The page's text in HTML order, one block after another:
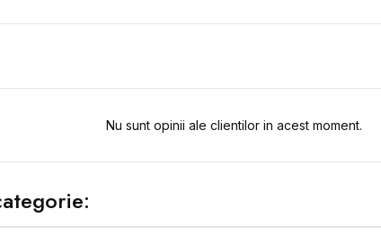
Nu sunt opinii ale clientilor in acest moment.